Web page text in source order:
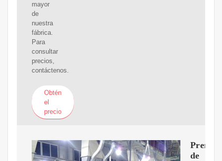
mayor
de
nuestra
fábrica.
Para
consultar
precios,
contáctenos.
Obtén
el
precio
Prensa
de